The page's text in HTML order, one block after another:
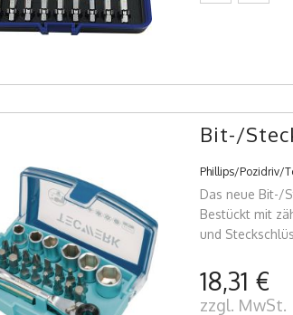
Bit-/
Phillips/Pozidriv/
Das neue Bit-/
Bestückt mit
und
18,31 €
zzgl. MwSt.